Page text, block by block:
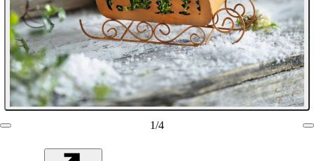
1/4